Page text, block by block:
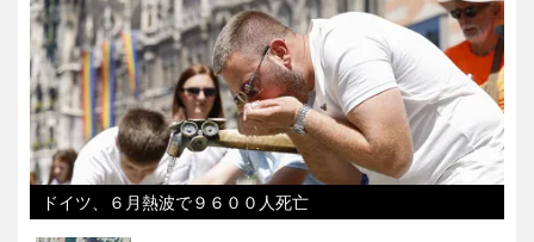
ドイツ、６月熱波で９６００人死亡